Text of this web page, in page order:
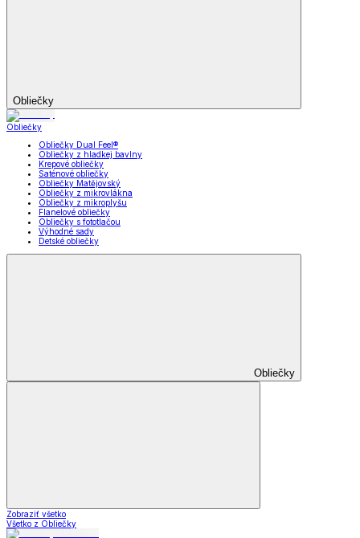
Obliečky
Obliečky
Obliečky Dual Feel®
Obliečky z hladkej bavlny
Krepové obliečky
Saténové obliečky
Obliečky Matějovský
Obliečky z mikrovlákna
Obliečky z mikroplyšu
Flanelové obliečky
Obliečky s fototlačou
Výhodné sady
Detské obliečky
Obliečky
Zobraziť všetko
Všetko z Obliečky